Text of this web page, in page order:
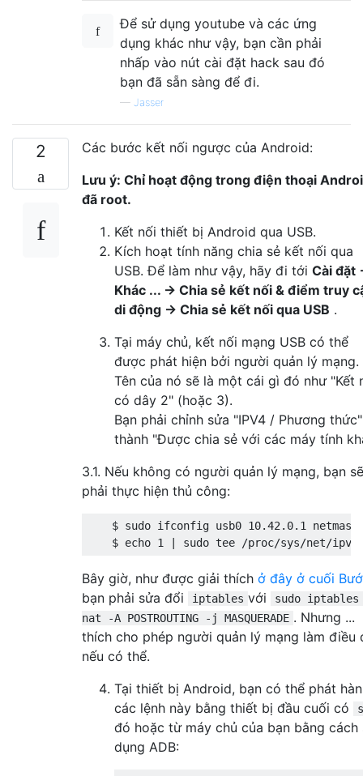
Để sử dụng youtube và các ứng
dụng khác như vậy, bạn cần phải
nhấp vào nút cài đặt hack sau đó
bạn đã sẵn sàng để đi.
— Jasser
2
Các bước kết nối ngược của Android:
Lưu ý: Chỉ hoạt động trong điện thoại
đã root.
Kết nối thiết bị Android qua USB.
Kích hoạt tính năng chia sẻ kết nối qua
USB. Để làm như vậy, hãy đi tới Cài đặt
Khác ... → Chia sẻ kết nối & điểm truy
di động → Chia sẻ kết nối qua USB .
Tại máy chủ, kết nối mạng USB có thể
được phát hiện bởi người quản lý mạng.
Tên của nó sẽ là một cái gì đó như "Kết
có dây 2" (hoặc 3).
Bạn phải chỉnh sửa "IPV4 / Phương thức"
thành "Được chia sẻ với các máy tính
3.1. Nếu không có người quản lý mạng, bạn sẽ
phải thực hiện thủ công:
$ sudo ifconfig usb0 10.42.0.1
Bây giờ, như được giải thích ở đây ở cuối
bạn phải sửa đổi
iptables với
sudo
nat -A POSTROUTING -j MASQUERADE . Nhưng ...
thích cho phép người quản lý mạng làm điều
nếu có thể.
Tại thiết bị Android, bạn có thể phát
các lệnh này bằng thiết bị đầu cuối có
đó hoặc từ máy chủ của bạn bằng cách
dụng ADB: